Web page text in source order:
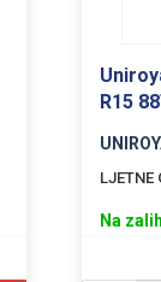
R15
LJETNE
Na